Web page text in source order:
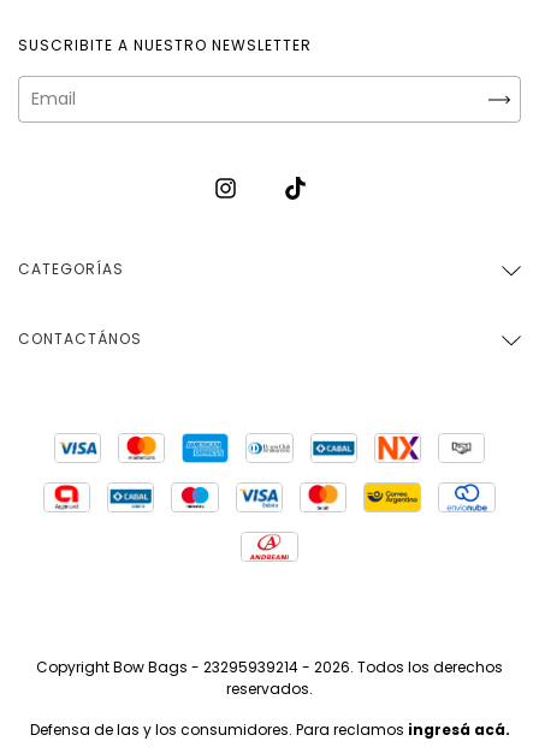
SUSCRIBITE A NUESTRO NEWSLETTER
CATEGORÍAS
CONTACTÁNOS
Copyright Bow Bags - 23295939214 - 2026. Todos los derechos
reservados.
Defensa de las y los consumidores. Para reclamos ingresá acá.